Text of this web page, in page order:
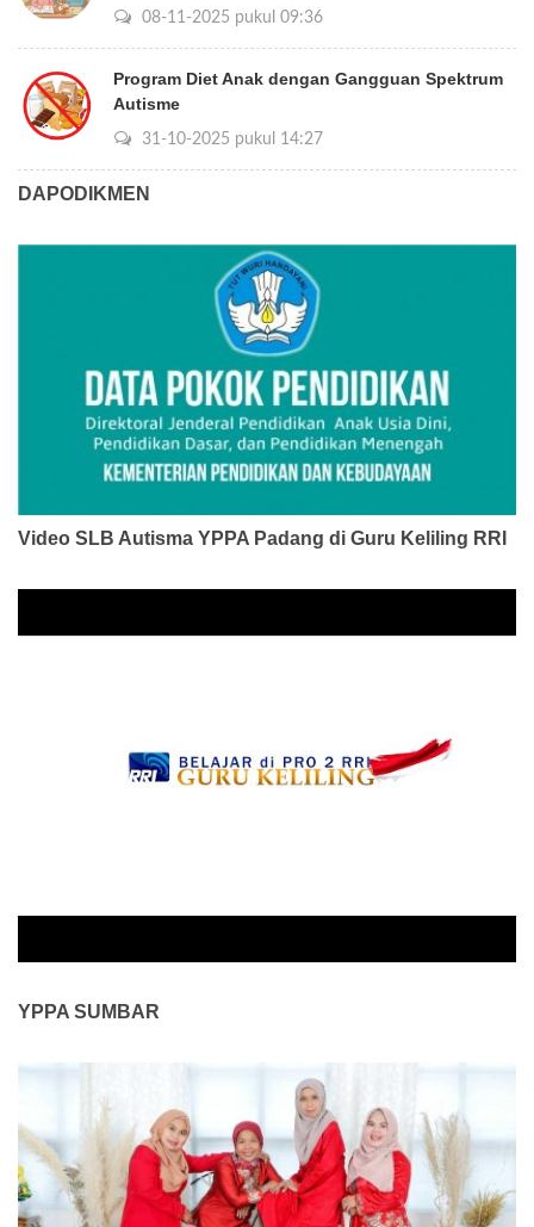
08-11-2025 pukul 09:36
Program Diet Anak dengan Gangguan Spektrum
Autisme
31-10-2025 pukul 14:27
DAPODIKMEN
Video SLB Autisma YPPA Padang di Guru Keliling RRI
YPPA SUMBAR